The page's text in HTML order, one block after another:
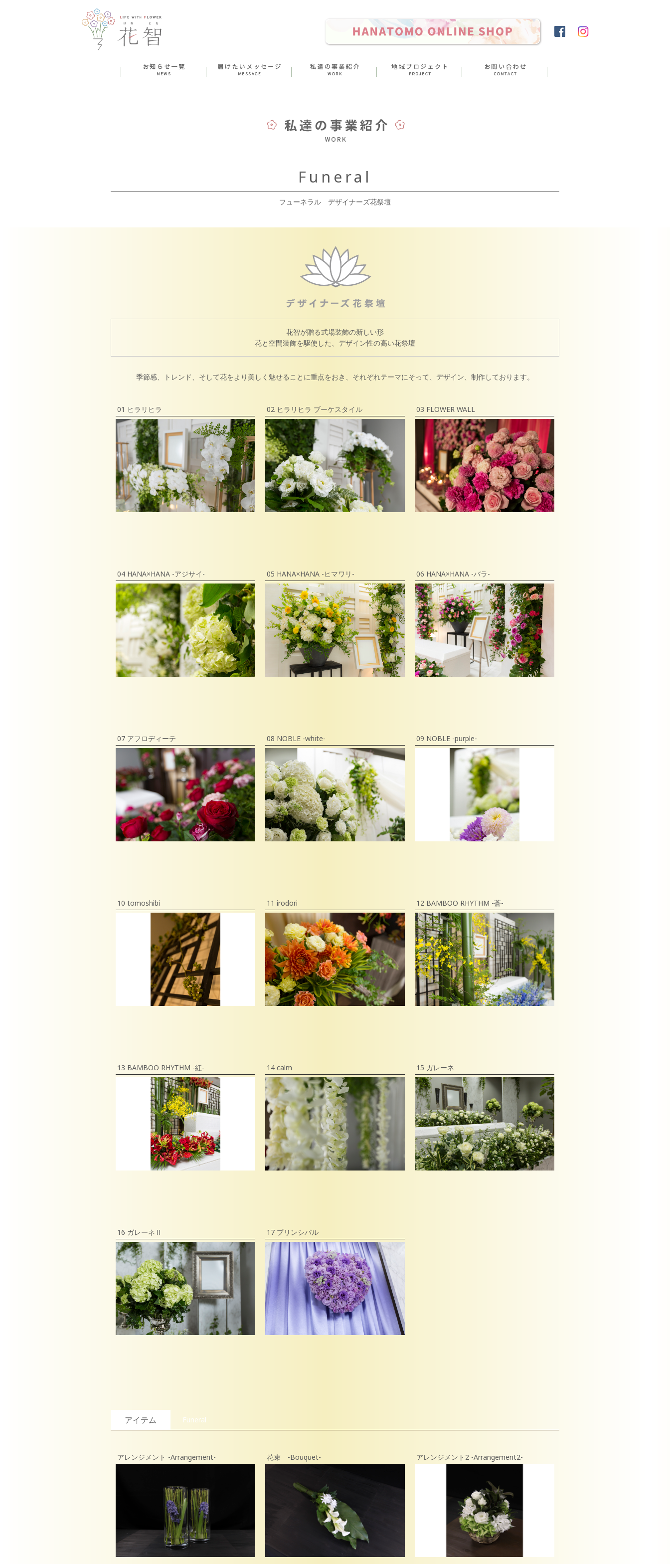
Funeral
フューネラル デザイナーズ花祭壇
花智が贈る式場裝飾の新しい形
花と空間装飾を駆使した、デザイン性の高い花祭壇
季節感、トレンド、そして花をより美しく魅せることに重点をおき、それぞれテーマにそって、デザイン、制作しております。
01 ヒラリヒラ 02 ヒラリヒラ ブーケスタイル 03 FLOWER WALL
04 HANA×HANA -アジサイ- 05 HANA×HANA -ヒマワリ- 06 HANA×HANA -バラ-
07 アフロディーテ 08 NOBLE -white- 09 NOBLE -purple-
10 tomoshibi 11 irodori 12 BAMBOO RHYTHM -蒼-
13 BAMBOO RHYTHM -紅- 14 calm 15 ガレーネ
16 ガレーネⅡ 17 プリンシパル
アイテム Funeral
アレンジメント -Arrangement- 花束 -Bouquet- アレンジメント2 -Arrangement2-